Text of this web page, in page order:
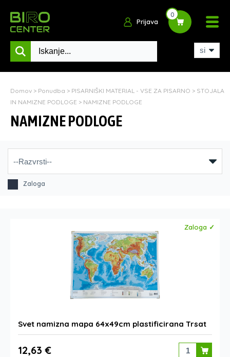
Prijava
0
Domov > Ponudba > PISARNIŠKI MATERIAL - VSE ZA PISARNO > STOJALA
IN NAMIZNE PODLOGE > NAMIZNE PODLOGE
NAMIZNE PODLOGE
Zaloga
Zaloga ✓
Svet namizna mapa 64x49cm plastificirana Trsat
12,63 €